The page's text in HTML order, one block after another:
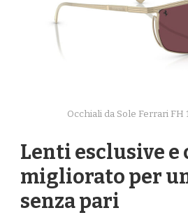
Occhiali da Sole Ferrari FH
Lenti esclusive
migliorato per
senza pari